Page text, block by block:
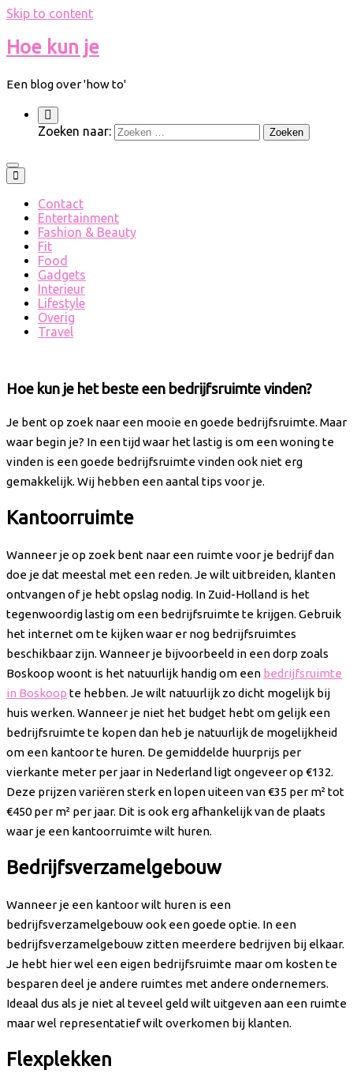
Skip to content
Hoe kun je
Een blog over 'how to'
Zoeken naar:
Contact
Entertainment
Fashion & Beauty
Fit
Food
Gadgets
Interieur
Lifestyle
Overig
Travel
Hoe kun je het beste een bedrijfsruimte vinden?
Je bent op zoek naar een mooie en goede bedrijfsruimte. Maar
waar begin je? In een tijd waar het lastig is om een woning te
vinden is een goede bedrijfsruimte vinden ook niet erg
gemakkelijk. Wij hebben een aantal tips voor je.
Kantoorruimte
Wanneer je op zoek bent naar een ruimte voor je bedrijf dan
doe je dat meestal met een reden. Je wilt uitbreiden, klanten
ontvangen of je hebt opslag nodig. In Zuid-Holland is het
tegenwoordig lastig om een bedrijfsruimte te krijgen. Gebruik
het internet om te kijken waar er nog bedrijfsruimtes
beschikbaar zijn. Wanneer je bijvoorbeeld in een dorp zoals
Boskoop woont is het natuurlijk handig om een bedrijfsruimte
in Boskoop te hebben. Je wilt natuurlijk zo dicht mogelijk bij
huis werken. Wanneer je niet het budget hebt om gelijk een
bedrijfsruimte te kopen dan heb je natuurlijk de mogelijkheid
om een kantoor te huren. De gemiddelde huurprijs per
vierkante meter per jaar in Nederland ligt ongeveer op €132.
Deze prijzen variëren sterk en lopen uiteen van €35 per m² tot
€450 per m² per jaar. Dit is ook erg afhankelijk van de plaats
waar je een kantoorruimte wilt huren.
Bedrijfsverzamelgebouw
Wanneer je een kantoor wilt huren is een
bedrijfsverzamelgebouw ook een goede optie. In een
bedrijfsverzamelgebouw zitten meerdere bedrijven bij elkaar.
Je hebt hier wel een eigen bedrijfsruimte maar om kosten te
besparen deel je andere ruimtes met andere ondernemers.
Ideaal dus als je niet al teveel geld wilt uitgeven aan een ruimte
maar wel representatief wilt overkomen bij klanten.
Flexplekken